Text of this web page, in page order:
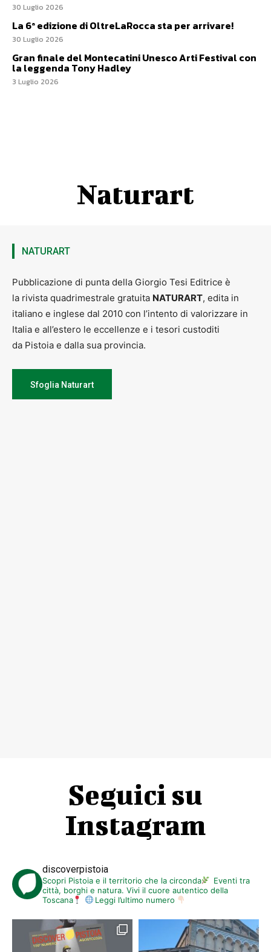
30 Luglio 2026
La 6ª edizione di OltreLaRocca sta per arrivare!
30 Luglio 2026
Gran finale del Montecatini Unesco Arti Festival con
la leggenda Tony Hadley
3 Luglio 2026
Naturart
NATURART
Pubblicazione di punta della Giorgio Tesi Editrice è
la rivista quadrimestrale gratuita NATURART, edita in
italiano e inglese dal 2010 con l’intento di valorizzare in
Italia e all’estero le eccellenze e i tesori custoditi
da Pistoia e dalla sua provincia.
Sfoglia Naturart
Seguici su
Instagram
discoverpistoia
Scopri Pistoia e il territorio che la circonda
Eventi tra
città, borghi e natura. Vivi il cuore autentico della
Toscana
Leggi l’ultimo numero